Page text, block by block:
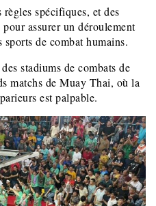
spécifiques, et des
assurer un déroulement
de combat humains.
stadiums de combats de
matchs de Muay Thai, où la
est palpable.